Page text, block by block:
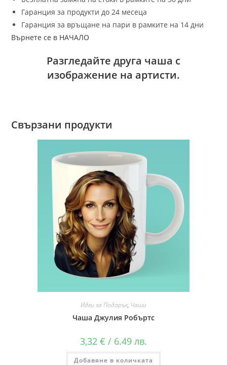
Гаранция за продукти до 24 месеца
Гаранция за връщане на пари в рамките на 14 дни
Върнете се в НАЧАЛО
Разгледайте друга чаша с
изображение на артисти.
Свързани продукти
Идеи за Подарък, Чаши
Чаша Джулия Робъртс
3,32 € / 6.49 лв.
Добавяне в количката